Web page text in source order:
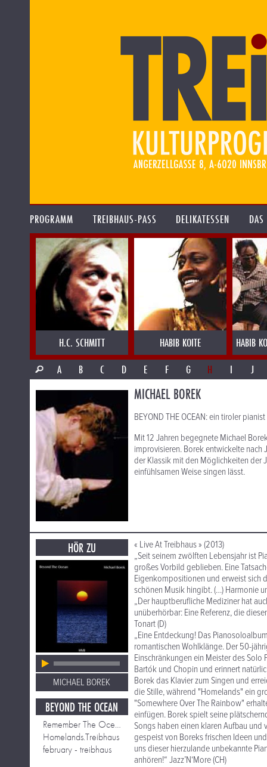
PROGRAMM TREIBHAUS-PASS DELIKATESSEN
H.C. SCHMITT HABIB KOITE
HABIB
A
B C D E F G H I J
MICHAEL BOREK
BEYOND THE OCEAN: ein tiroler
Mit 12 Jahren begegnete Michael
improvisieren. Borek entwickelte nach
der Klassik mit den Möglichkeiten der
einfühlsamen Weise singen lässt.
HÖR ZU
MICHAEL BOREK
BEYOND THE OCEAN
Remember The Ocean
Homelands.Treibhaus
february - treibhaus
« Live At Treibhaus » (2013)
„Seit seinem zwölften Lebensjahr ist
großes Vorbild geblieben. Eine
Eigenkompositionen und erweist sich
schönen Musik hingibt. (…) Harmonie
„Der hauptberufliche Mediziner hat
unüberhörbar: Eine Referenz, die
Tonart (D)
„Eine Entdeckung! Das
romantischen Wohlklänge. Der 50-
Einschränkungen ein Meister des
Bartók und Chopin und erinnert
Borek das Klavier zum Singen und
die Stille, während "Homelands" ein
"Somewhere Over The Rainbow"
einfügen. Borek spielt seine
Songs haben einen klaren Aufbau
gespeist von Boreks frischen Ideen
uns dieser hierzulande unbekannte
anhören!“ Jazz’N‘More (CH)